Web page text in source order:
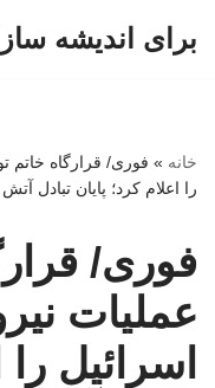
برای اندیشه
خانه » فوری/ قرارگاه خاتم‌
را اعلام کرد؛ پایان تبادل آتش
فوری/
عملیات
اسرائیل را